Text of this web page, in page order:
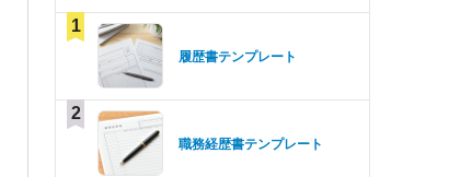
1
履歴書テンプレート
2
職務経歴書テンプレート